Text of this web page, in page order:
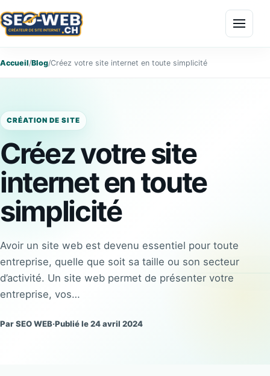
Menu
Accueil/Blog/Créez votre site internet en toute simplicité
CRÉATION DE SITE
Créez votre site
internet en toute
simplicité
Avoir un site web est devenu essentiel pour toute
entreprise, quelle que soit sa taille ou son secteur
d’activité. Un site web permet de présenter votre
entreprise, vos…
Par SEO WEB·Publié le 24 avril 2024